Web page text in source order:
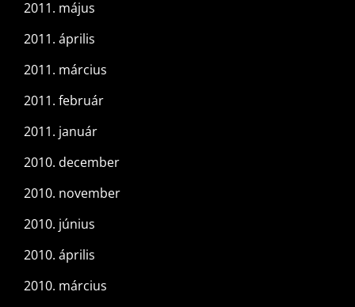
2011. május
2011. április
2011. március
2011. február
2011. január
2010. december
2010. november
2010. június
2010. április
2010. március